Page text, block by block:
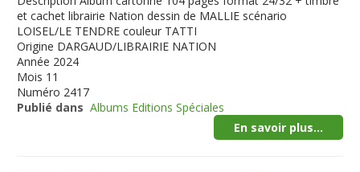
et cachet librairie Nation dessin de MALLIE scénario
LOISEL/LE TENDRE couleur TATTI
Origine DARGAUD/LIBRAIRIE NATION
Année 2024
Mois 11
Numéro 2417
Publié dans Albums Editions Spéciales
En savoir plus...